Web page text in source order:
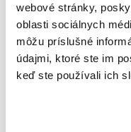
30 -
webové stránky,
oblasti sociálnych
môžu príslušné
údajmi, ktoré ste im
keď ste používali ich